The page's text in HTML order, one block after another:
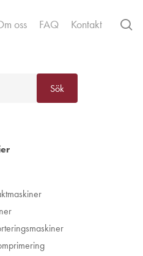
oss FAQ Kontakt
Sök